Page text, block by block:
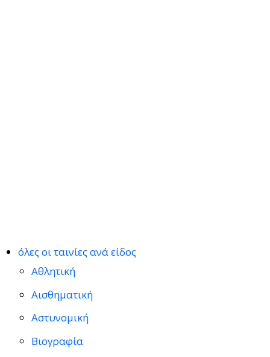
όλες οι ταινίες ανά είδος
Αθλητική
Αισθηματική
Αστυνομική
Βιογραφία